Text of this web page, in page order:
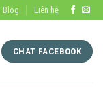
Blog Liên hệ
CHAT FACEBOOK